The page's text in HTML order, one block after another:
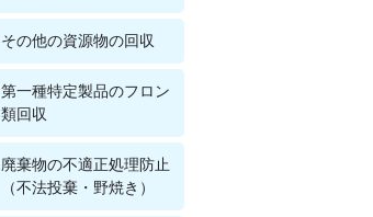
その他の資源物の回収
第一種特定製品のフロン
類回収
廃棄物の不適正処理防止
（不法投棄・野焼き）